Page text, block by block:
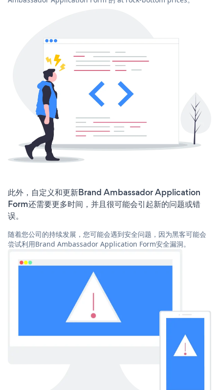
此外，自定义和更新Brand Ambassador Application
Form还需要更多时间，并且很可能会引起新的问题或错
误。
随着您公司的持续发展，您可能会遇到安全问题，因为黑客可能会
尝试利用Brand Ambassador Application Form安全漏洞。